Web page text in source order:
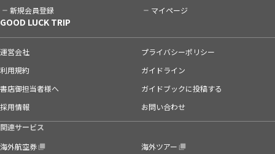
新規会員登録 マイページ
GOOD LUCK TRIP
運営会社
プライバシーポリシー
利用規約
ガイドライン
書店御担当者様へ
ガイドブックに投稿する
採用情報
お問い合わせ
関連サービス
海外航空券
海外ツアー